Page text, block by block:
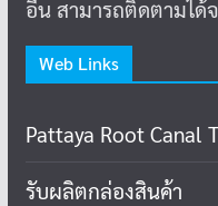
อื่น สามารถติดตามได้
Web Links
Pattaya Root Canal
รับผลิตกล่องสินค้า